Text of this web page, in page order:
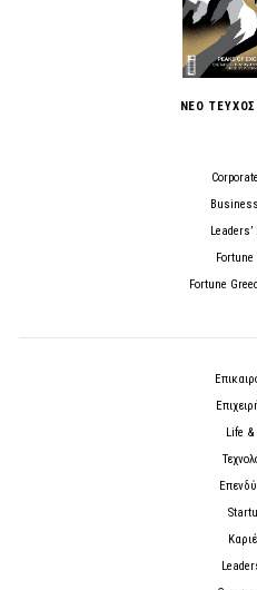
ΝΕΟ ΤΕΥΧΟΣ
Leaders’
Fortune
Fortune
Life